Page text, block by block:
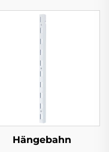
Hängebahn